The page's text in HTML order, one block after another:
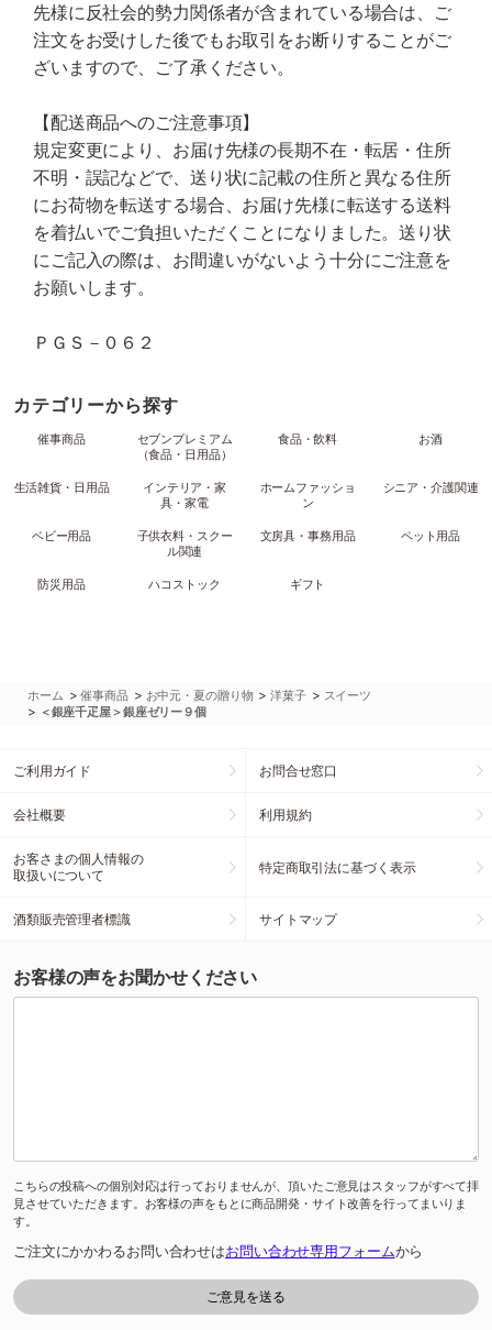
先様に反社会的勢力関係者が含まれている場合は、ご
注文をお受けした後でもお取引をお断りすることがご
ざいますので、ご了承ください。
【配送商品へのご注意事項】
規定変更により、お届け先様の長期不在・転居・住所
不明・誤記などで、送り状に記載の住所と異なる住所
にお荷物を転送する場合、お届け先様に転送する送料
を着払いでご負担いただくことになりました。送り状
にご記入の際は、お間違いがないよう十分にご注意を
お願いします。
ＰＧＳ－０６２
カテゴリーから探す
催事商品
セブンプレミアム
（食品・日用品）
食品・飲料 お酒
生活雑貨・日用品
インテリア・家
具・家電
ホームファッショ
ン
シニア・介護関連
ベビー用品
子供衣料・スクー
ル関連
文房具・事務用品 ペット用品
防災用品 ハコストック ギフト
ホーム >催事商品 > お中元・夏の贈り物 >洋菓子 > スイーツ
> ＜銀座千疋屋＞銀座ゼリー９個
ご利用ガイド お問合せ窓口
会社概要 利用規約
お客さまの個人情報の
取扱いについて
特定商取引法に基づく表示
酒類販売管理者標識 サイトマップ
お客様の声をお聞かせください
こちらの投稿への個別対応は行っておりませんが、頂いたご意見はスタッフがすべて拝
見させていただきます。お客様の声をもとに商品開発・サイト改善を行ってまいりま
す。
ご注文にかかわるお問い合わせはお問い合わせ専用フォームから